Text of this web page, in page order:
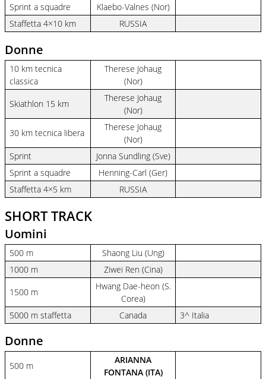
Sprint a squadre
Klaebo-Valnes (Nor)
Staffetta 4×10 km
RUSSIA
Donne
10 km tecnica
classica
Therese Johaug
(Nor)
Skiathlon 15 km
Therese Johaug
(Nor)
30 km tecnica libera
Therese Johaug
(Nor)
Sprint
Jonna Sundling (Sve)
Sprint a squadre
Henning-Carl (Ger)
Staffetta 4×5 km
RUSSIA
SHORT TRACK
Uomini
500 m
Shaong Liu (Ung)
1000 m
Ziwei Ren (Cina)
1500 m
Hwang Dae-heon (S.
Corea)
5000 m staffetta
Canada 3^ Italia
Donne
500 m
ARIANNA
FONTANA (ITA)